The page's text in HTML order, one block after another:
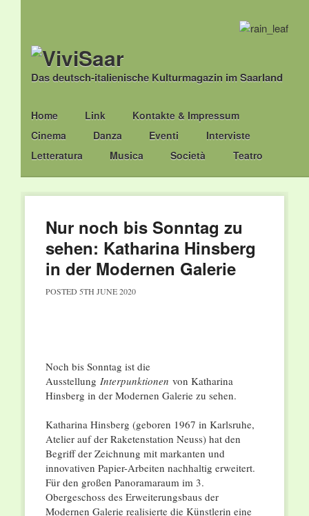
Das deutsch-italienische Kulturmagazin im Saarland
Main menu
Skip
to
content
Home Link
Kontakte & Impressum
Cinema
Danza Eventi
Interviste
Letteratura
Musica Società Teatro
Nur noch bis Sonntag zu
sehen: Katharina Hinsberg
in der Modernen Galerie
POSTED 5TH JUNE 2020
Noch bis Sonntag ist die
Ausstellung Interpunktionen von Katharina
Hinsberg in der Modernen Galerie zu sehen.
Katharina Hinsberg (geboren 1967 in Karlsruhe,
Atelier auf der Raketenstation Neuss) hat den
Begriff der Zeichnung mit markanten und
innovativen Papier-Arbeiten nachhaltig erweitert.
Für den großen Panoramaraum im 3.
Obergeschoss des Erweiterungsbaus der
Modernen Galerie realisierte die Künstlerin eine